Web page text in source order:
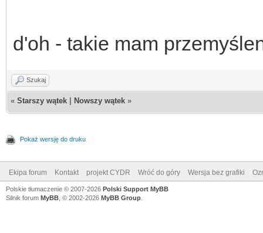
d'oh - takie mam
Szukaj
« Starszy wątek Nowszy wątek »
Pokaż wersję do druku
Ekipa forum Kontakt projekt CYDR Wróć do góry Wersja bez grafiki
Polskie tłumaczenie © 2007-2026 Polski Support MyBB
Silnik forum MyBB , © 2002-2026 MyBB Group